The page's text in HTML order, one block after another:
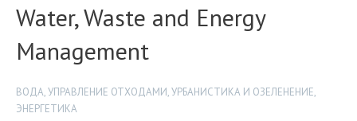
Water, Waste and Energy
Management
ВОДА,УПРАВЛЕНИЕ ОТХОДАМИ,УРБАНИСТИКА И ОЗЕЛЕНЕНИЕ,
ЭНЕРГЕТИКА